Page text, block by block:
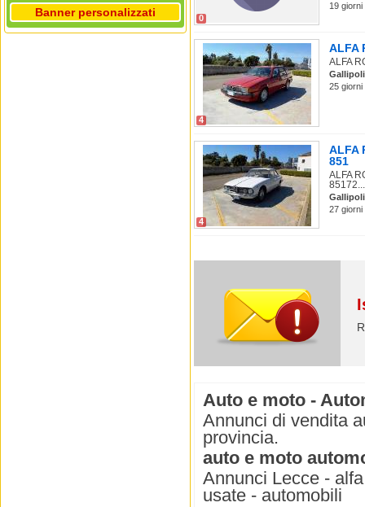
Banner personalizzati
0
19 giorni
4
ALFA
ALFA
Gallipoli
25 giorni
4
ALFA
851
ALFA
85172...
Gallipoli
27 giorni
Auto e moto -
Annunci di vendita
provincia.
auto e moto
Annunci Lecce -
usate - automobili